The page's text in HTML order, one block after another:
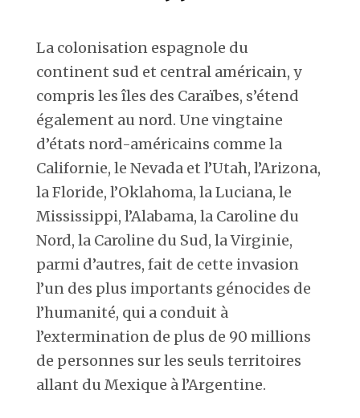
La colonisation espagnole du
continent sud et central américain, y
compris les îles des Caraïbes, s’étend
également au nord. Une vingtaine
d’états nord-américains comme la
Californie, le Nevada et l’Utah, l’Arizona,
la Floride, l’Oklahoma, la Luciana, le
Mississippi, l’Alabama, la Caroline du
Nord, la Caroline du Sud, la Virginie,
parmi d’autres, fait de cette invasion
l’un des plus importants génocides de
l’humanité, qui a conduit à
l’extermination de plus de 90 millions
de personnes sur les seuls territoires
allant du Mexique à l’Argentine.